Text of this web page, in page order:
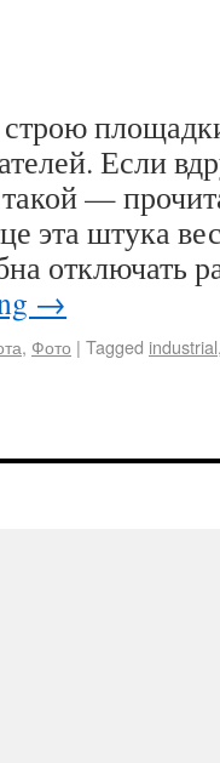
Если
—
эта штука
отключать
→
, Фото | Tagged industrial